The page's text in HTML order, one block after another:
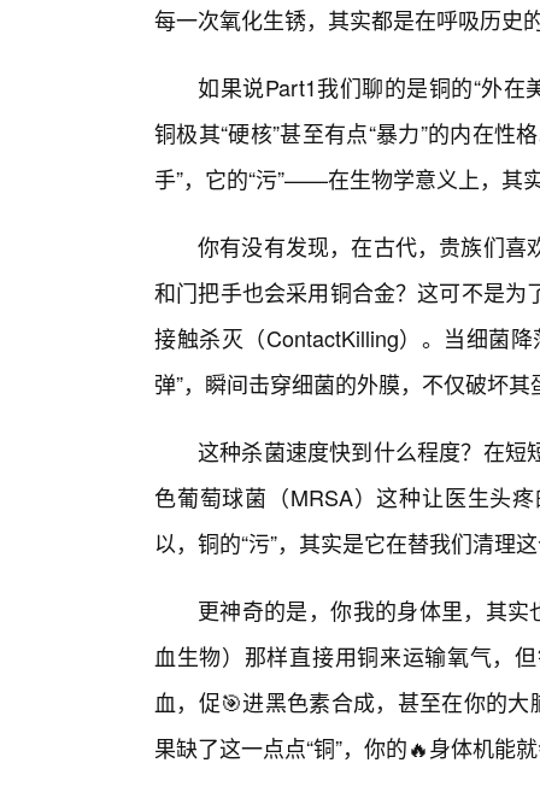
每一次氧化生锈，其实都是在呼吸历史
如果说Part1我们聊的是铜的“外在
铜极其“硬核”甚至有点“暴力”的内在性
手”，它的“污”——在生物学意义上，其
你有没有发现，在古代，贵族们喜
和门把手也会采用铜合金？这可不是
接触杀灭（ContactKilling）。当细菌
弹”，瞬间击穿细菌的外膜，不仅破坏
这种杀菌速度快到什么程度？在短
色葡萄球菌（MRSA）这种让医生头
以，铜的“污”，其实是它在替我们清理
更神奇的是，你我的身体里，其实
血生物）那样直接用铜来运输氧气，
血，促🎯进黑色素合成，甚至在你的
果缺了这一点点“铜”，你的🔥身体机能